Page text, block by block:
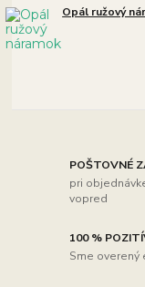
Opál ružový
POŠTOVNÉ
pri
vopred
100 %
Sme overený